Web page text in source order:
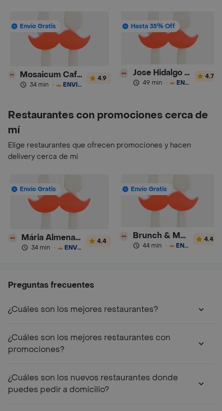
Envío Gratis
Mosaicum Cafeteria sin Gluten
34 min · ENVÍO GRATIS
4.9
Hasta 35% Off
Jose Hidalgo Pasteleria
49 min · ENVÍO GRATIS
4.7
Restaurantes con promociones cerca de
mí
Elige restaurantes que ofrecen promociones y hacen
delivery cerca de mí
Envío Gratis
Mária Almenara - Postres
34 min · ENVÍO GRATIS
4.4
Envío Gratis
Brunch & Munch
44 min · ENVÍO GRATIS
4.4
Preguntas frecuentes
¿Cuáles son los mejores restaurantes?
¿Cuáles son los mejores restaurantes con
promociones?
¿Cuáles son los nuevos restaurantes donde
puedes pedir a domicilio?